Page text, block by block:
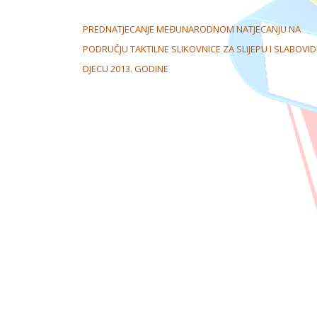
PREDNATJECANJE MEĐUNARODNOM NATJECANJU NA
PODRUČJU TAKTILNE SLIKOVNICE ZA SLIJEPU I
DJECU 2013. GODINE